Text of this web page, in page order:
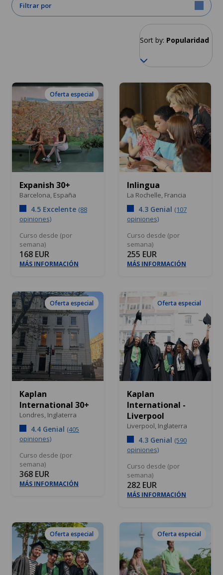
Filtrar por
Sort by: Popularidad
Oferta especial
Expanish 30+
Barcelona, España
4.5 Excelente (88
opiniones)
Curso desde (por
semana)
168 EUR
MÁS INFORMACIÓN
Inlingua
La Rochelle, Francia
4.3 Genial (107
opiniones)
Curso desde (por
semana)
255 EUR
MÁS INFORMACIÓN
Oferta especial
Kaplan
International 30+
Londres, Inglaterra
4.4 Genial (405
opiniones)
Curso desde (por
semana)
368 EUR
MÁS INFORMACIÓN
Oferta especial
Kaplan
International -
Liverpool
Liverpool, Inglaterra
4.3 Genial (590
opiniones)
Curso desde (por
semana)
282 EUR
MÁS INFORMACIÓN
Oferta especial Oferta especial